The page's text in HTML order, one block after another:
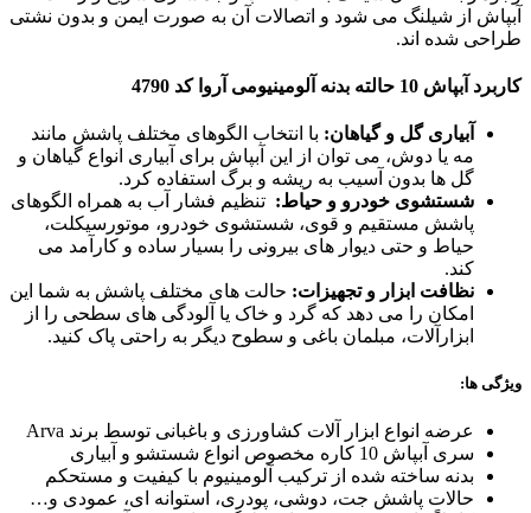
آبپاش از شیلنگ می‌ شود و اتصالات آن به صورت ایمن و بدون نشتی
طراحی شده ‌اند.
کاربرد آبپاش 10 حالته بدنه آلومینیومی آروا کد 4790
آبیاری گل و گیاهان: با انتخاب الگوهای مختلف پاشش مانند
مه یا دوش، می ‌توان از این آبپاش برای آبیاری انواع گیاهان و
گل‌ ها بدون آسیب به ریشه و برگ استفاده کرد.
شستشوی خودرو و حیاط: تنظیم فشار آب به همراه الگوهای
پاشش مستقیم و قوی، شستشوی خودرو، موتورسیکلت،
حیاط و حتی دیوار های بیرونی را بسیار ساده و کارآمد می‌
کند.
نظافت ابزار و تجهیزات: حالت‌ های مختلف پاشش به شما این
امکان را می‌ دهد که گرد و خاک یا آلودگی‌ های سطحی را از
ابزارآلات، مبلمان باغی و سطوح دیگر به راحتی پاک کنید.
ویژگی ها:
عرضه انواع ابزار آلات کشاورزی و باغبانی توسط برند Arva
سری آبپاش 10 کاره مخصوص انواع شستشو و آبیاری
بدنه ساخته شده از ترکیب آلومینیوم با کیفیت و مستحکم
حالات پاشش جت، دوشی، پودری، استوانه ای، عمودی و…